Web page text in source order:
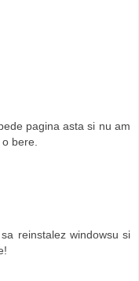
pagina asta si nu am
bere.
reinstalez windowsu si